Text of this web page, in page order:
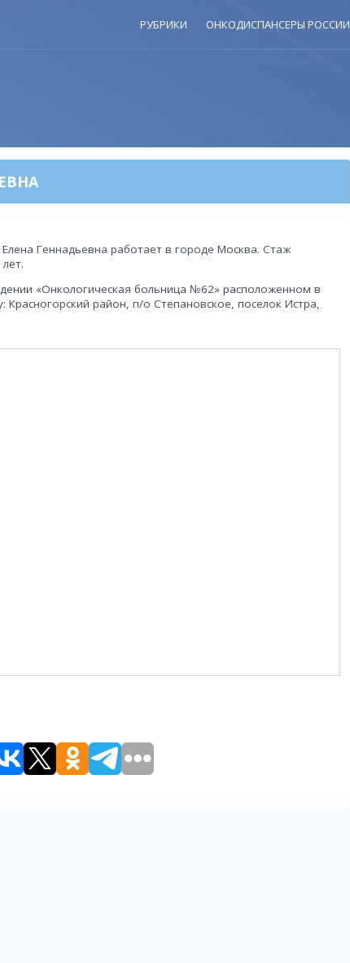
РУБРИКИ ОНКОДИСПАНСЕРЫ РОССИИ
Геннадьевна работает в городе Москва. Стаж
«Онкологическая больница №62» расположенном в
Красногорский район, п/о Степановское, поселок Истра,